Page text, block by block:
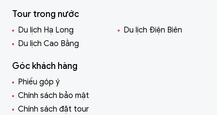
Tour trong nước
Du lịch Hạ Long
Du lịch Điện Biên
Du lịch Cao Bằng
Góc khách hàng
Phiếu góp ý
Chính sách bảo mật
Chính sách đặt tour